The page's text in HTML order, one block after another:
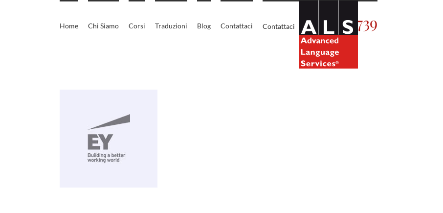
Home Chi Siamo Corsi Traduzioni Blog Contattaci Contattaci 02.5450739